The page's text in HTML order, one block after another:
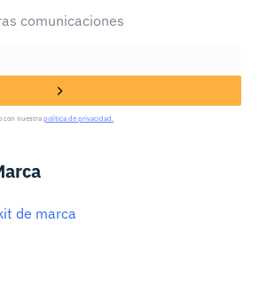
comunicaciones
con nuestra política de privacidad.
de marca